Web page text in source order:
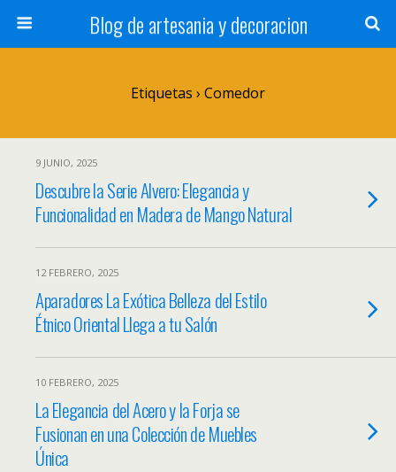
Blog de artesania y decoracion
Etiquetas › Comedor
9 JUNIO, 2025
Descubre la Serie Alvero: Elegancia y
Funcionalidad en Madera de Mango Natural
12 FEBRERO, 2025
Aparadores La Exótica Belleza del Estilo
Étnico Oriental Llega a tu Salón
10 FEBRERO, 2025
La Elegancia del Acero y la Forja se
Fusionan en una Colección de Muebles
Única